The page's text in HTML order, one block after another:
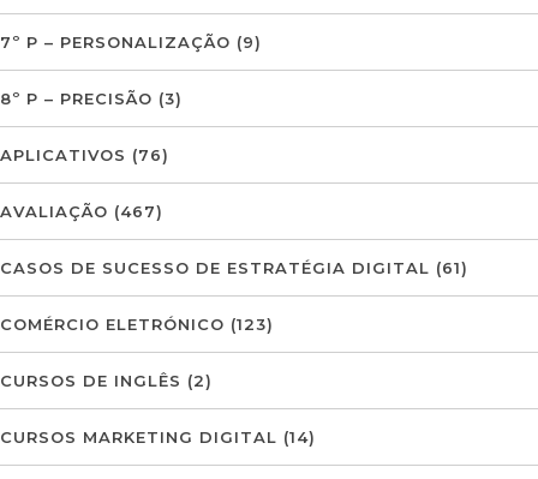
7º P – PERSONALIZAÇÃO (9)
8º P – PRECISÃO (3)
APLICATIVOS (76)
AVALIAÇÃO (467)
CASOS DE SUCESSO DE ESTRATÉGIA DIGITAL (61)
COMÉRCIO ELETRÓNICO (123)
CURSOS DE INGLÊS (2)
CURSOS MARKETING DIGITAL (14)